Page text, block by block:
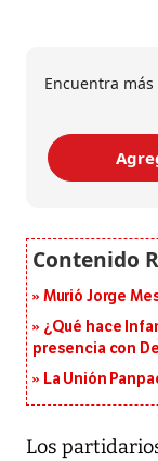
Encuentra
Murió Jorge
¿Qué hace
presencia con
La Unión
Los